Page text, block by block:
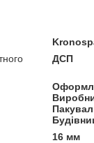
ДСП
16 мм